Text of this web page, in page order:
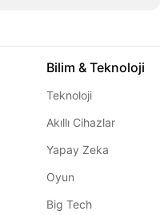
Bilim & Teknoloji
Teknoloji
Akıllı Cihazlar
Yapay Zeka
Oyun
Big Tech